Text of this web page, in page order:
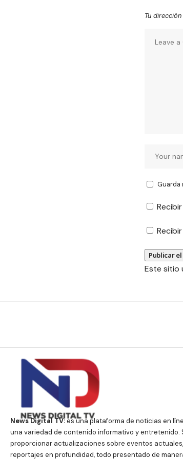
Tu
Guarda
Este sitio
News Digital TV:es una plataforma de noticias en
una variedad de contenido informativo y entretenido.
proporcionar actualizaciones sobre eventos
reportajes en profundidad, todo presentado de